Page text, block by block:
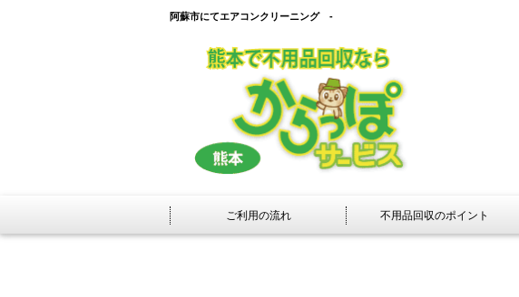
阿蘇市にてエアコンクリーニング -
ご利用の流れ 不用品回収のポイント